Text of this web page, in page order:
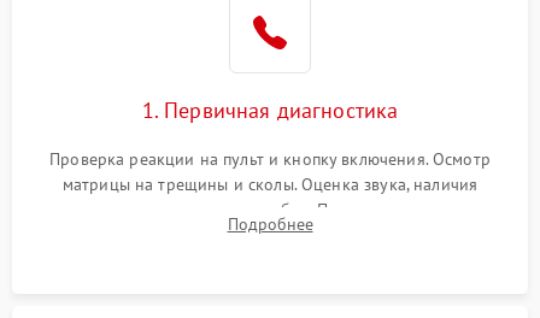
1. Первичная диагностика
Проверка реакции на пульт и кнопку включения. Осмотр
матрицы на трещины и сколы. Оценка звука, наличия
подсветки и индикаторов ошибок. Подключение тестовых
источников сигнала для выявления симптомов поломки.
Подробнее